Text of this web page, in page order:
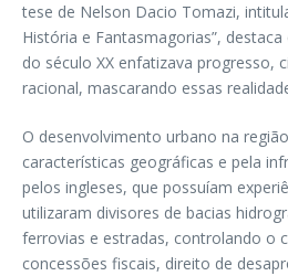
tese de Nelson Dacio Tomazi,
História e Fantasmagorias”,
do século XX enfatizava progresso,
racional, mascarando essas
O desenvolvimento urbano na
características geográficas e pela
pelos ingleses, que possuíam
utilizaram divisores de bacias
ferrovias e estradas, controlando o
concessões fiscais, direito de